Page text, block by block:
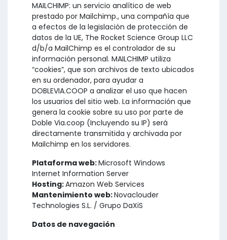
MAILCHIMP: un servicio analítico de web
prestado por Mailchimp., una compañía que
a efectos de la legislación de protección de
datos de la UE, The Rocket Science Group LLC
d/b/a MailChimp es el controlador de su
información personal. MAILCHIMP utiliza
“cookies”, que son archivos de texto ubicados
en su ordenador, para ayudar a
DOBLEVIA.COOP a analizar el uso que hacen
los usuarios del sitio web. La información que
genera la cookie sobre su uso por parte de
Doble Via.coop (Incluyendo su IP) será
directamente transmitida y archivada por
Mailchimp en los servidores.
Plataforma web:Microsoft Windows
Internet Information Server
Hosting:Amazon Web Services
Mantenimiento web:Novaclouder
Technologies S.L. / Grupo DaXiS
Datos de navegación